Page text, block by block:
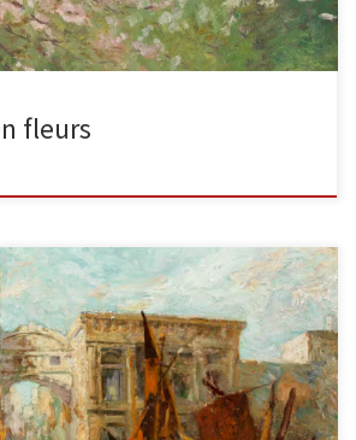
fleurs
Huile sur panneau.27 x 39 cm.Signé en
a bien marqué […]